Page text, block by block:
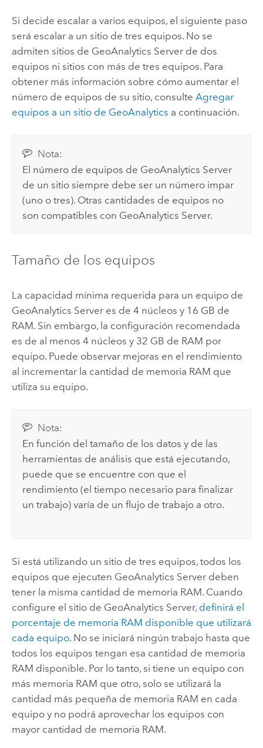
Si decide escalar a varios equipos, el siguiente paso
será escalar a un sitio de tres equipos. No se
admiten sitios de GeoAnalytics Serverde dos
equipos ni sitios con más de tres equipos. Para
obtener más información sobre cómo aumentar el
número de equipos de su sitio, consulte Agregar
equipos a un sitio de GeoAnalytics a continuación.
Nota:
El número de equipos de GeoAnalytics Server
de un sitio siempre debe ser un número impar
(uno o tres). Otras cantidades de equipos no
son compatibles con GeoAnalytics Server.
Tamaño de los equipos
La capacidad mínima requerida para un equipo de
GeoAnalytics Serveres de 4 núcleos y 16 GB de
RAM. Sin embargo, la configuración recomendada
es de al menos 4 núcleos y 32 GB de RAM por
equipo. Puede observar mejoras en el rendimiento
al incrementar la cantidad de memoria RAM que
utiliza su equipo.
Nota:
En función del tamaño de los datos y de las
herramientas de análisis que está ejecutando,
puede que se encuentre con que el
rendimiento (el tiempo necesario para finalizar
un trabajo) varía de un flujo de trabajo a otro.
Si está utilizando un sitio de tres equipos, todos los
equipos que ejecuten GeoAnalytics Serverdeben
tener la misma cantidad de memoria RAM. Cuando
configure el sitio de GeoAnalytics Server, definirá el
porcentaje de memoria RAM disponible que utilizará
cada equipo. No se iniciará ningún trabajo hasta que
todos los equipos tengan esa cantidad de memoria
RAM disponible. Por lo tanto, si tiene un equipo con
más memoria RAM que otro, solo se utilizará la
cantidad más pequeña de memoria RAM en cada
equipo y no podrá aprovechar los equipos con
mayor cantidad de memoria RAM.